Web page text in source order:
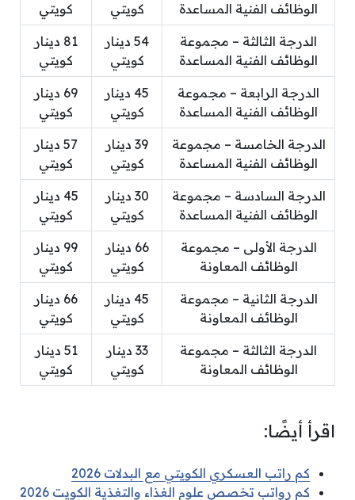
الوظائف الفنية المساعدة
كويتي
كويتي
الدرجة الثالثة – مجموعة
الوظائف الفنية المساعدة
54 دينار
كويتي
81 دينار
كويتي
الدرجة الرابعة – مجموعة
الوظائف الفنية المساعدة
45 دينار
كويتي
69 دينار
كويتي
الدرجة الخامسة – مجموعة
الوظائف الفنية المساعدة
39 دينار
كويتي
57 دينار
كويتي
الدرجة السادسة – مجموعة
الوظائف الفنية المساعدة
30 دينار
كويتي
45 دينار
كويتي
الدرجة الأولى – مجموعة
الوظائف المعاونة
66 دينار
كويتي
99 دينار
كويتي
الدرجة الثانية – مجموعة
الوظائف المعاونة
45 دينار
كويتي
66 دينار
كويتي
الدرجة الثالثة – مجموعة
الوظائف المعاونة
33 دينار
كويتي
51 دينار
كويتي
اقرأ أيضًا:
كم راتب العسكري الكويتي مع البدلات 2026
كم رواتب تخصص علوم الغذاء والتغذية الكويت 2026